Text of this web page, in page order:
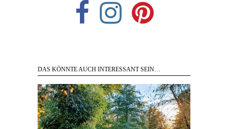
DAS KÖNNTE AUCH INTERESSANT SEIN…